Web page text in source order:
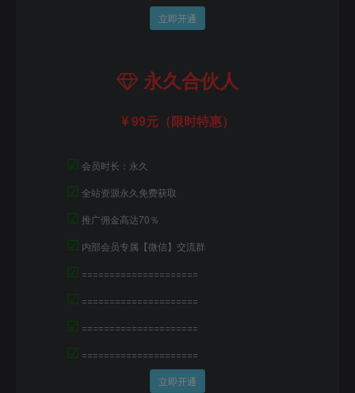
立即开通
永久合伙人
99元（限时特惠）
☑ 会员时长：永久
☑ 全站资源永久免费获取
☑ 推广佣金高达70％
☑ 内部会员专属【微信】交流群
☑ =====================
☑ =====================
☑ =====================
☑ =====================
立即开通